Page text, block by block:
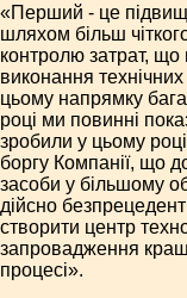
«Перший - це
шляхом більш
контролю затрат, що
виконання
цьому напрямку
році ми повинні
зробили у цьому
боргу Компанії, що
засоби у більшому
дійсно
створити центр
запровадження
процесі».